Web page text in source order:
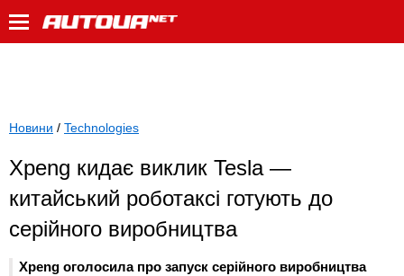
Новини / Technologies
Xpeng кидає виклик Tesla —
китайський роботаксі готують до
серійного виробництва
Xpeng оголосила про запуск серійного виробництва